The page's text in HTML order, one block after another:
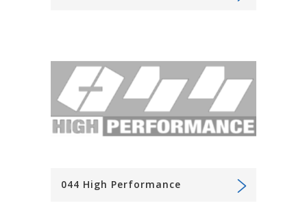
044 High Performance